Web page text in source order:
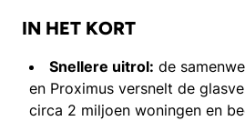
IN HET KORT
Snellere uitrol: de
en Proximus versnelt de
circa 2 miljoen woningen en